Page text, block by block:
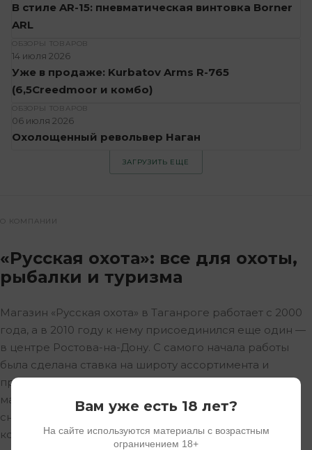
В стиле AR-15: пневматическая винтовка Borner
ARL
ОБЗОРЫ ТОВАРОВ
14 июля 2026
Уже в продаже: Kurbatov Arms R-765
(6,5Creedmoor и комбо)
ОБЗОРЫ ТОВАРОВ
06 июля 2026
Охолощенный револьвер Наган
ЗАГРУЗИТЬ ЕЩЕ
О КОМПАНИИ
«Русская охота»: все для охоты,
рыбалки и туризма
Магазин «Русская охота» в Таганроге работает с 2000
года, а в 2010 году к нему присоединился еще один —
в центре Ростова-на-Дону. С самого начала работы
была сделана ставка на широту ассортимента и
профессиональный подход — в каждом охотничьем
магазине можно не только купить оружие, патроны и
снаряжение, но также получить грамотную
консультацию, узнать о новинках рынка.
Вам уже есть 18 лет?
На сайте используются материалы с возрастным
ограничением 18+